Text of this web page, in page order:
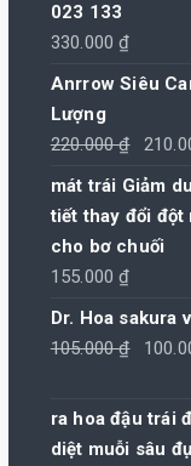
023 133
330.000₫
Anrrow Siêu
Lượng
220.000₫
Giá
gốc
là:
mát trái Giảm
tiết thay đổi đột
cho bơ chuối
155.000₫
Dr. Hoa sakura
105.000₫
Giá
là:
ra hoa đậu trái
diệt muỗi sâu